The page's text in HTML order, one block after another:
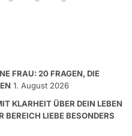
FRAU: 20 FRAGEN, DIE
1. August 2026
KLARHEIT ÜBER DEIN LEBEN
LIEBE BESONDERS